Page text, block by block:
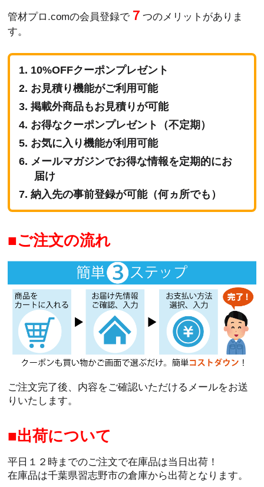
管材プロ.comの会員登録で ７つのメリットがありま
す。
10%OFFクーポンプレゼント
お見積り機能がご利用可能
掲載外商品もお見積りが可能
お得なクーポンプレゼント（不定期）
お気に入り機能が利用可能
メールマガジンでお得な情報を定期的にお
届け
納入先の事前登録が可能（何ヵ所でも）
ご注文の流れ
ご注文完了後、内容をご確認いただけるメールをお送
りいたします。
出荷について
平日１２時までのご注文で在庫品は当日出荷！
在庫品は千葉県習志野市の倉庫から出荷となります。